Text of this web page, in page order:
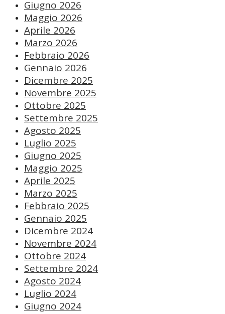
Giugno 2026
Maggio 2026
Aprile 2026
Marzo 2026
Febbraio 2026
Gennaio 2026
Dicembre 2025
Novembre 2025
Ottobre 2025
Settembre 2025
Agosto 2025
Luglio 2025
Giugno 2025
Maggio 2025
Aprile 2025
Marzo 2025
Febbraio 2025
Gennaio 2025
Dicembre 2024
Novembre 2024
Ottobre 2024
Settembre 2024
Agosto 2024
Luglio 2024
Giugno 2024